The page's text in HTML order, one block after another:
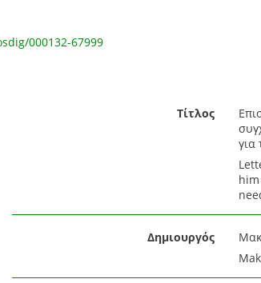
000132-67999
Τίτλος
για
Δημιουργός